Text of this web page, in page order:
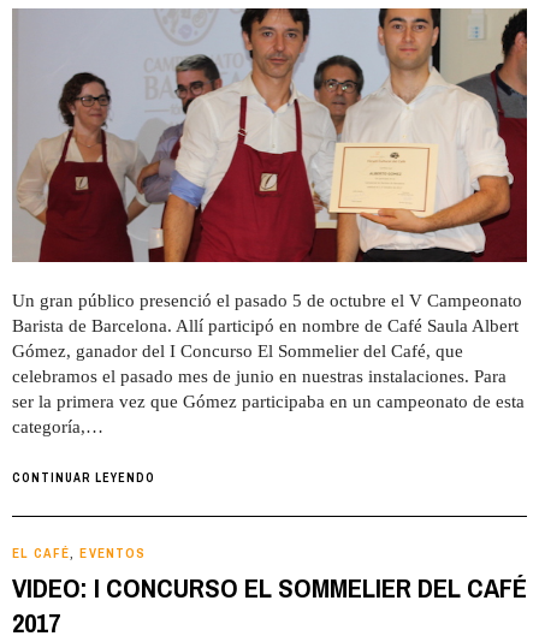
Un gran público presenció el pasado 5 de octubre el V Campeonato
Barista de Barcelona. Allí participó en nombre de Café Saula Albert
Gómez, ganador del I Concurso El Sommelier del Café, que
celebramos el pasado mes de junio en nuestras instalaciones. Para
ser la primera vez que Gómez participaba en un campeonato de esta
categoría,…
CONTINUAR LEYENDO
EL CAFÉ EVENTOS
VIDEO: I CONCURSO EL SOMMELIER DEL CAFÉ
2017